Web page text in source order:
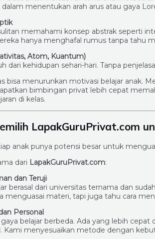
menentukan arah arus atau gaya
memahami konsep abstrak seperti
hanya menghafal rumus tanpa tahu
Atom, Kuantum)
dari kehidupan sehari-hari. Tanpa
bisa menurunkan motivasi belajar anak.
bimbingan privat lebih cepat
di kelas.
LapakGuruPrivat.com
anak punya potensi besar untuk
dari LapakGuruPrivat.com:
dan Teruji
berasal dari universitas ternama dan
menguasai materi, tapi juga tahu cara
Personal
belajar berbeda. Ada yang lebih
Kami menyesuaikan metode dengan